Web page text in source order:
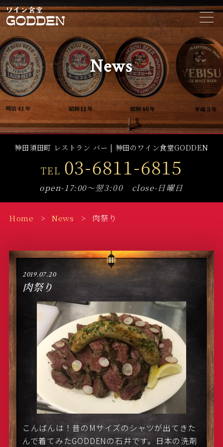
t
o
g
l
e
n
a
v
i
g
a
i
o
n
News
神田須田町 レストラン バー | 神田のワイン食堂GODDEN
TEL 03-6811-6815
open-17:00～翌3:00 close-日曜日
Home News 肉祭り
2019.07.20
肉祭り
こんばんは！昔のMサイズのシャツが出てきた
んで着てみたGODDENの石井です。日本の洗剤